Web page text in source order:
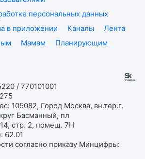
персональных данных
в приложении Каналы
Лента
Мамам
Планирующим
/ 770101001
105082, Город Москва, вн.тер.г.
Басманный, пл
стр. 2, помещ. 7Н
62.01
согласно приказу Минцифры: